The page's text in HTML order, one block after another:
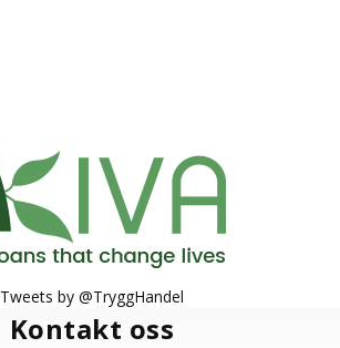
Tweets by @TryggHandel
Kontakt oss